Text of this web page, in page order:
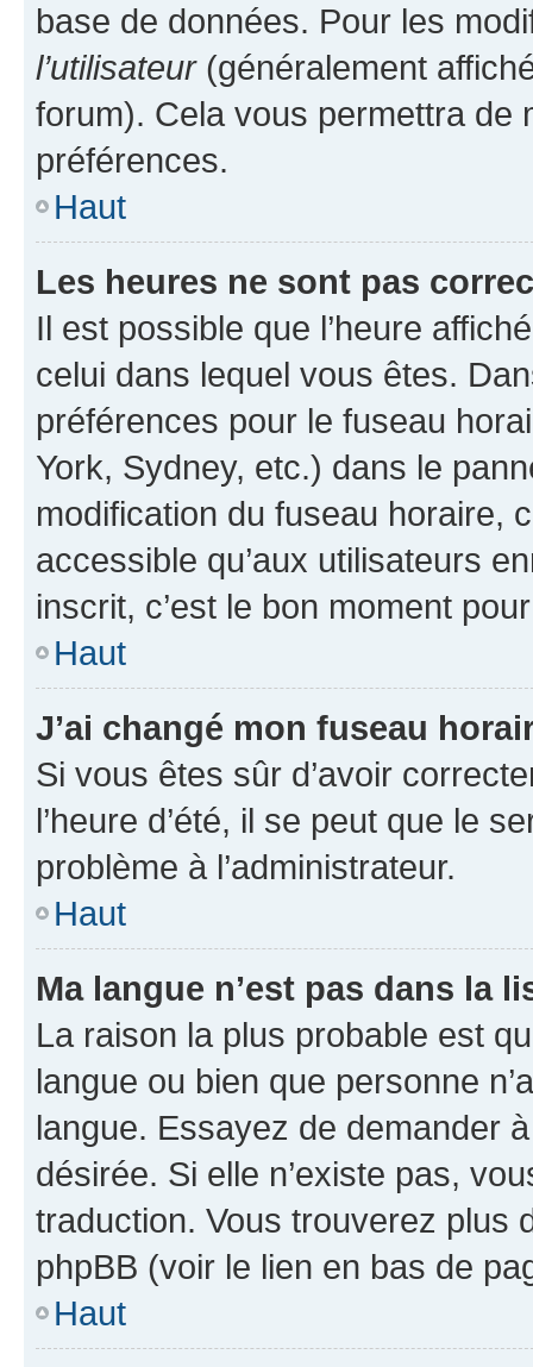
base de données. Pour les
l’utilisateur(généralement
forum). Cela vous permettra de
préférences.
Haut
Les heures ne sont pas
Il est possible que l’heure
celui dans lequel vous êtes.
préférences pour le fuseau
York, Sydney, etc.) dans le
modification du fuseau horaire,
accessible qu’aux utilisateurs
inscrit, c’est le bon moment
Haut
J’ai changé mon fuseau
Si vous êtes sûr d’avoir
l’heure d’été, il se peut que le
problème à l’administrateur.
Haut
Ma langue n’est pas dans la
La raison la plus probable est
langue ou bien que personne
langue. Essayez de demander
désirée. Si elle n’existe pas,
traduction. Vous trouverez plus
phpBB (voir le lien en bas de
Haut